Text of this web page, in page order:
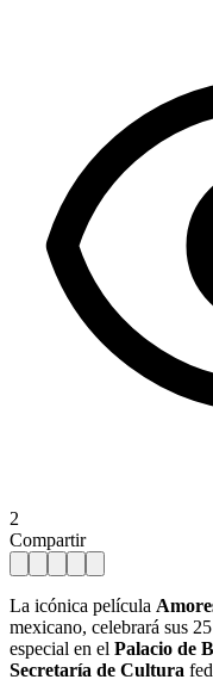
2
Compartir
La icónica película
mexicano, celebrará sus
especial en el Palacio de
Secretaría de Cultura